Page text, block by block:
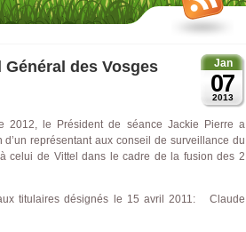
Jan
07
2013
des Vosges
2012, le Président de séance Jackie Pierre a
représentant aux conseil de surveillance du
celui de Vittel dans le cadre de la fusion des 2
titulaires désignés le 15 avril 2011: Claude